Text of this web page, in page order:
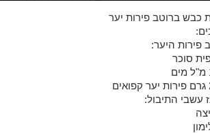
כבש ברוטב פירות יער
פירות היער:
עשבי התיבול: